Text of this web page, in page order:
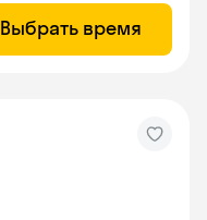
Выбрать время